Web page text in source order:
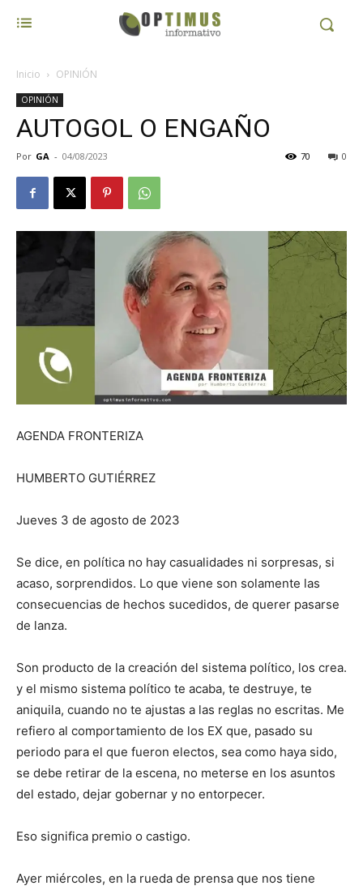
Inicio OPINIÓN
OPINIÓN
AUTOGOL O ENGAÑO
Por GA - 04/08/2023 0
70
AGENDA FRONTERIZA
HUMBERTO GUTIÉRREZ
Jueves 3 de agosto de 2023
Se dice, en política no hay casualidades ni sorpresas, si
acaso, sorprendidos. Lo que viene son solamente las
consecuencias de hechos sucedidos, de querer pasarse
de lanza.
Son producto de la creación del sistema político, los crea.
y el mismo sistema político te acaba, te destruye, te
aniquila, cuando no te ajustas a las reglas no escritas. Me
refiero al comportamiento de los EX que, pasado su
periodo para el que fueron electos, sea como haya sido,
se debe retirar de la escena, no meterse en los asuntos
del estado, dejar gobernar y no entorpecer.
Eso significa premio o castigo.
Ayer miércoles, en la rueda de prensa que nos tiene